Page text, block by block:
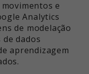
e
Analytics
de modelação
dados
aprendizagem